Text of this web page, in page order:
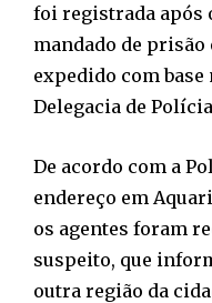
foi registrada após
mandado de prisão
expedido com base
Delegacia de Polícia
De acordo com a
endereço em
os agentes foram
suspeito, que
outra região da